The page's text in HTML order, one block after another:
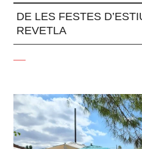
DE LES FESTES
REVETLA